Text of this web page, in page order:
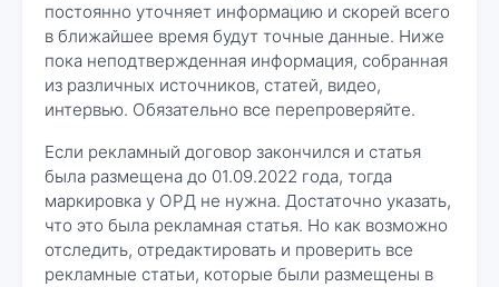
постоянно уточняет информацию и скорей всего
в ближайшее время будут точные данные. Ниже
пока неподтвержденная информация, собранная
из различных источников, статей, видео,
интервью. Обязательно все перепроверяйте.
Если рекламный договор закончился и статья
была размещена до 01.09.2022 года, тогда
маркировка у ОРД не нужна. Достаточно указать,
что это была рекламная статья. Но как возможно
отследить, отредактировать и проверить все
рекламные статьи, которые были размещены в